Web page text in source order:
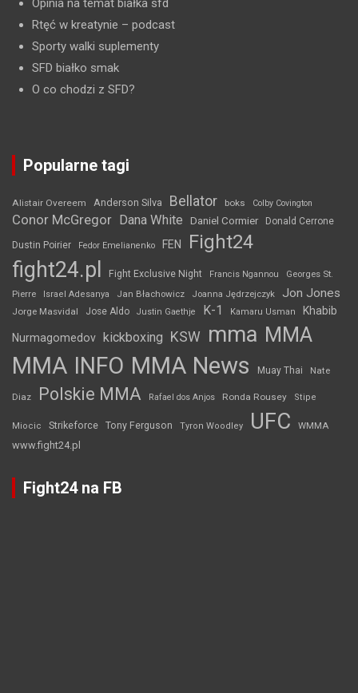
Opinia na temat białka sfd
Rtęć w kreatynie – podcast
Sporty walki suplementy
SFD białko smak
O co chodzi z SFD?
Popularne tagi
Alistair Overeem Anderson Silva Bellator boks Colby Covington
Conor McGregor Dana White Daniel Cormier Donald Cerrone
Dustin Poirier Fedor Emelianenko FEN Fight24
fight24.pl Fight Exclusive Night Francis Ngannou
Georges St.
Pierre
Israel Adesanya Jan Błachowicz Joanna Jędrzejczyk Jon Jones
Jorge Masvidal Jose Aldo Justin Gaethje K-1 Kamaru Usman Khabib
Nurmagomedov kickboxing KSW mma MMA
MMA INFO MMA News Muay Thai Nate
Diaz Polskie MMA Rafael dos Anjos Ronda Rousey Stipe
Miocic Strikeforce Tony Ferguson Tyron Woodley UFC WMMA
www.fight24.pl
Fight24 na FB